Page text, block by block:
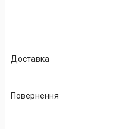
Доставка
Повернення